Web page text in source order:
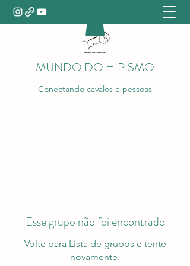
MUNDO DO HIPISMO
Conectando cavalos e pessoas
Esse grupo não foi encontrado
Volte para Lista de grupos e tente
novamente.